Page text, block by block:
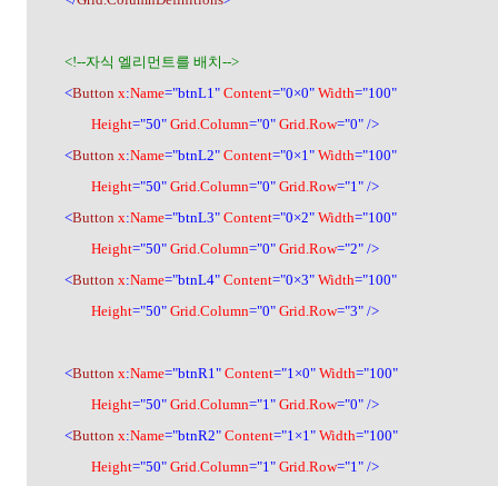
<!--자식 엘리먼트를 배치-->
<Button x:Name="btnL1" Content="0×0" Width="100"
Height="50" Grid.Column="0" Grid.Row="0" />
<Button x:Name="btnL2" Content="0×1" Width="100"
Height="50" Grid.Column="0" Grid.Row="1" />
<Button x:Name="btnL3" Content="0×2" Width="100"
Height="50" Grid.Column="0" Grid.Row="2" />
<Button x:Name="btnL4" Content="0×3" Width="100"
Height="50" Grid.Column="0" Grid.Row="3" />
<Button x:Name="btnR1" Content="1×0" Width="100"
Height="50" Grid.Column="1" Grid.Row="0" />
<Button x:Name="btnR2" Content="1×1" Width="100"
Height="50" Grid.Column="1" Grid.Row="1" />